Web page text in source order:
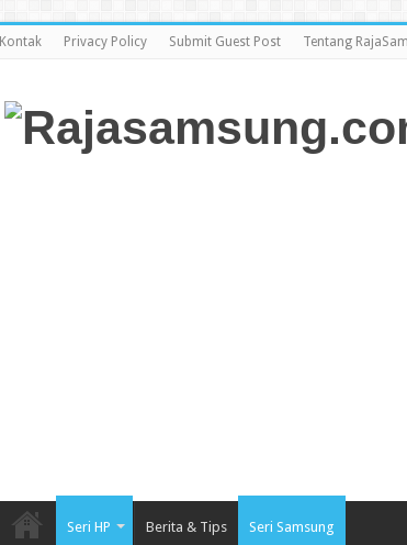
Kontak Privacy Policy Submit Guest Post Tentang
Seri HP Berita & Tips Seri Samsung